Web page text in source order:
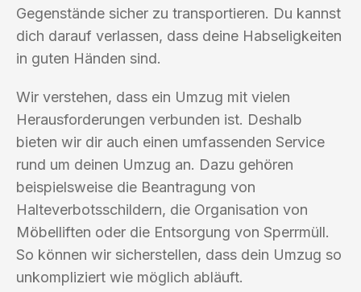
Gegenstände sicher zu transportieren. Du kannst
dich darauf verlassen, dass deine Habseligkeiten
in guten Händen sind.
Wir verstehen, dass ein Umzug mit vielen
Herausforderungen verbunden ist. Deshalb
bieten wir dir auch einen umfassenden Service
rund um deinen Umzug an. Dazu gehören
beispielsweise die Beantragung von
Halteverbotsschildern, die Organisation von
Möbelliften oder die Entsorgung von Sperrmüll.
So können wir sicherstellen, dass dein Umzug so
unkompliziert wie möglich abläuft.